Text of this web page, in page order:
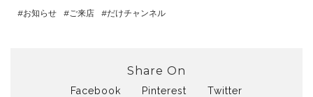
お知らせ ご来店 だけチャンネル
Share On
Facebook Pinterest Twitter